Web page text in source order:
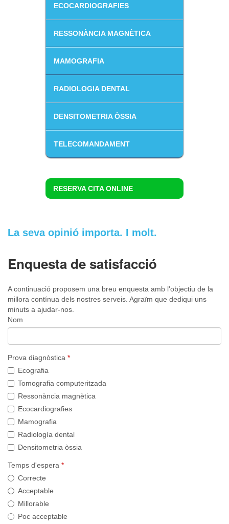
ECOCARDIOGRAFIES
RESSONÀNCIA MAGNÈTICA
MAMOGRAFIA
RADIOLOGIA DENTAL
DENSITOMETRIA ÒSSIA
TELECOMANDAMENT
RESERVA CITA ONLINE
La seva opinió importa. I molt.
Enquesta de satisfacció
A continuació proposem una breu enquesta amb l'objectiu de la
millora contínua dels nostres serveis. Agraïm que dediqui uns
minuts a ajudar-nos.
Nom
Prova diagnòstica *
Ecografia
Tomografia computeritzada
Ressonància magnètica
Ecocardiografies
Mamografia
Radiología dental
Densitometria òssia
Temps d'espera *
Correcte
Acceptable
Millorable
Poc acceptable